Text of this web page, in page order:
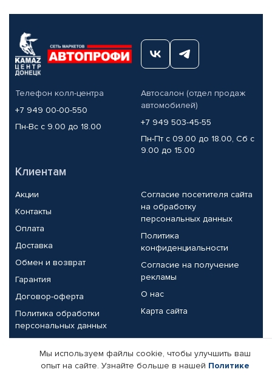
Телефон колл-центра
+7 949 00-00-550
Пн-Вс с 9.00 до 18.00
Автосалон (отдел продаж
автомобилей)
+7 949 503-45-55
Пн-Пт с 09.00 до 18.00, Сб с
9.00 до 15.00
Клиентам
Акции
Контакты
Оплата
Доставка
Обмен и возврат
Гарантия
Договор-оферта
Политика обработки
персональных данных
Согласие посетителя сайта
на обработку
персональных данных
Политика
конфиденциальности
Согласие на получение
рекламы
О нас
Карта сайта
Партнерам
Мы используем файлы cookie, чтобы улучшить ваш
опыт на сайте. Узнайте больше в нашей Политике